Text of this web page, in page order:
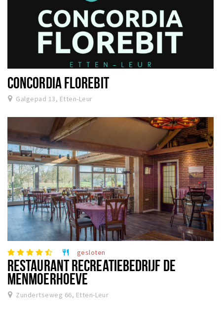
CONCORDIA FLOREBIT
Galgepad 13, Etten-Leur
restaurant gesloten
RESTAURANT RECREATIEBEDRIJF DE
MENMOERHOEVE
Zundertseweg 66, Etten-Leur